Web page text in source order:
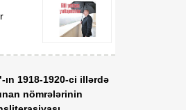
qala bilər
dövlət
17:55
07 Avqust
1918-1920-ci illərdə
nömrələrinin